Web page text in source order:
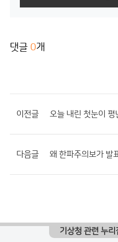
댓글 0개
이전글
다음글 왜 한파주의보가 발
기상청 관련 누리